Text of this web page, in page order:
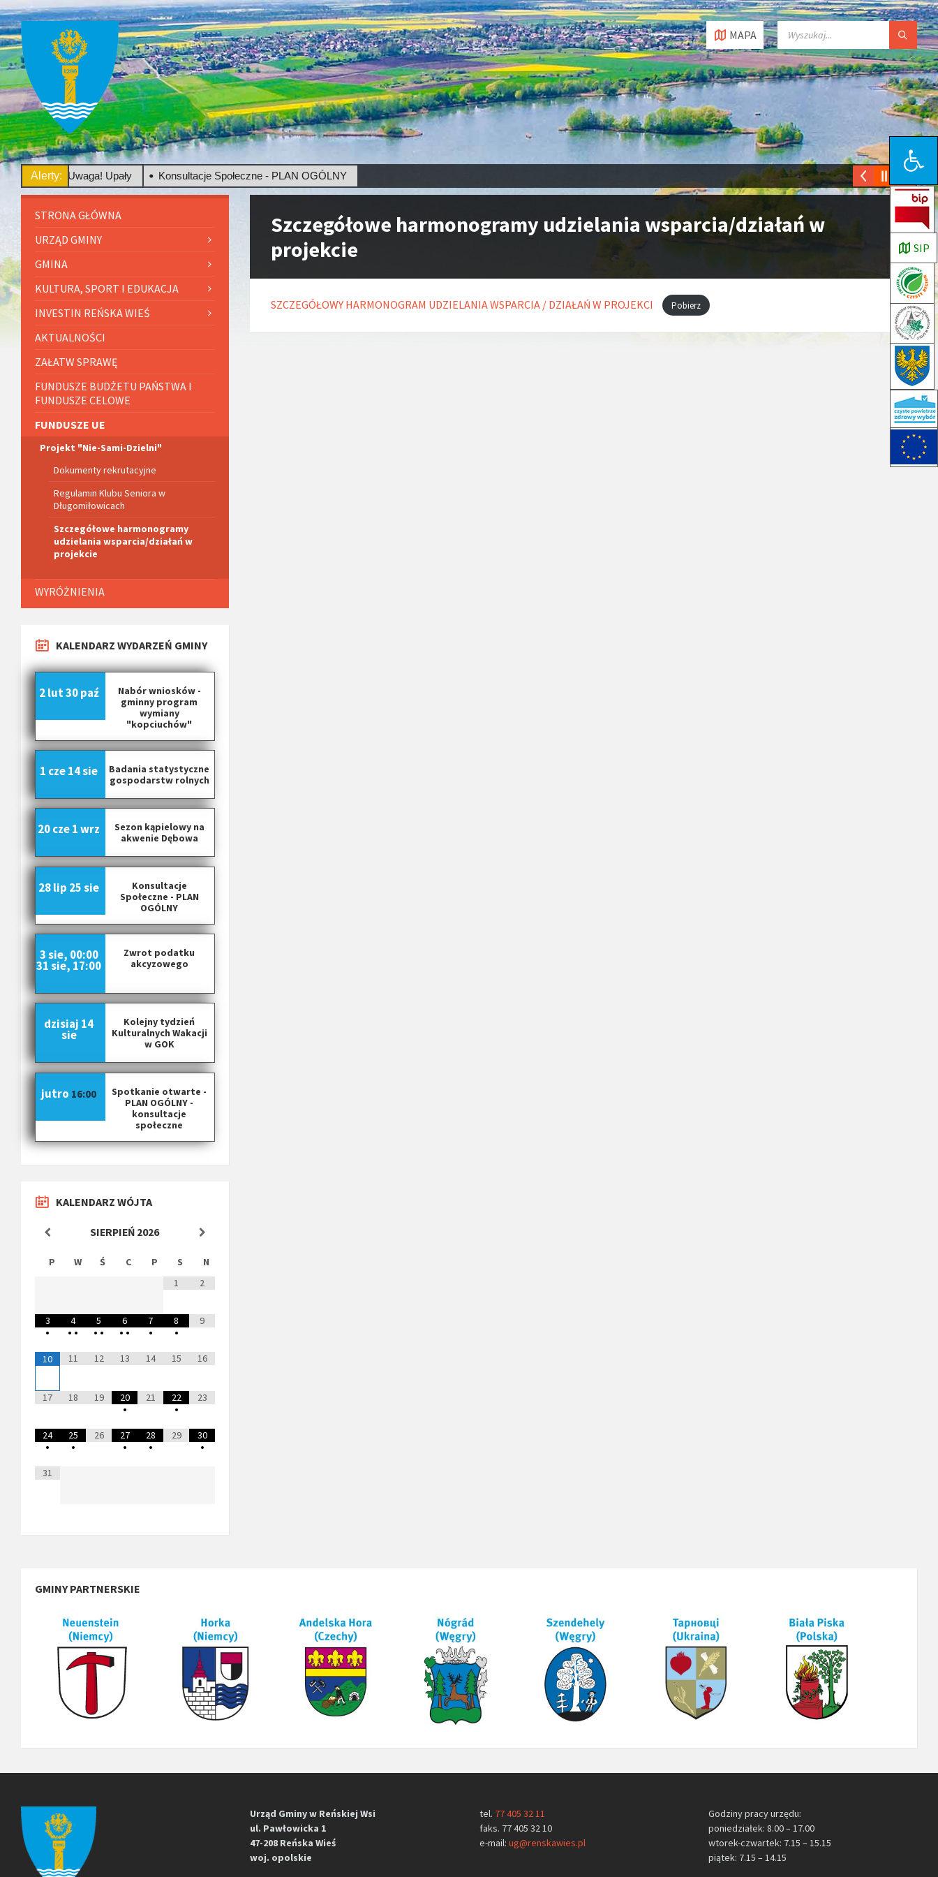
Open toolbar
SIP
MAPA
Alerty:
Uwaga! Upały Konsultacje Społeczne - PLAN OGÓLNY
Szczegółowe harmonogramy udzielania wsparcia/działań w
projekcie
SZCZEGÓŁOWY HARMONOGRAM UDZIELANIA WSPARCIA / DZIAŁAŃ W PROJEKCI Pobierz
STRONA GŁÓWNA
URZĄD GMINY
GMINA
KULTURA, SPORT I EDUKACJA
INVESTIN REŃSKA WIEŚ
AKTUALNOŚCI
ZAŁATW SPRAWĘ
FUNDUSZE BUDŻETU PAŃSTWA I
FUNDUSZE CELOWE
FUNDUSZE UE
Projekt "Nie-Sami-Dzielni"
Dokumenty rekrutacyjne
Regulamin Klubu Seniora w
Długomiłowicach
Szczegółowe harmonogramy
udzielania wsparcia/działań w
projekcie
WYRÓŻNIENIA
KALENDARZ WYDARZEŃ GMINY
Nabór wniosków -
gminny program
wymiany
"kopciuchów"
2 lut30 paź
Badania statystyczne
gospodarstw rolnych
1 cze14 sie
Sezon kąpielowy na
akwenie Dębowa
20 cze1 wrz
Konsultacje
Społeczne - PLAN
OGÓLNY
28 lip 25 sie
Zwrot podatku
akcyzowego
3 sie, 00:00
31 sie, 17:00
Kolejny tydzień
Kulturalnych Wakacji
w GOK
dzisiaj 14
sie
Spotkanie otwarte -
PLAN OGÓLNY -
konsultacje
społeczne
jutro 16:00
KALENDARZ WÓJTA
SIERPIEŃ 2026
P W Ś C P S
N
1
2
3
•
4
• •
5
• •
6
• •
7
•
8
•
9
10 11 12 13 14 15 16
17 18 19
20
•
21
22
•
23
24
•
25
•
26
27
•
28
•
29
30
•
31
GMINY PARTNERSKIE
Urząd Gminy w Reńskiej Wsi
ul. Pawłowicka 1
47-208 Reńska Wieś
woj. opolskie
tel. 77 405 32 11
faks. 77 405 32 10
e-mail: ug@renskawies.pl
Godziny pracy urzędu:
poniedziałek: 8.00 – 17.00
wtorek-czwartek: 7.15 – 15.15
piątek: 7.15 – 14.15